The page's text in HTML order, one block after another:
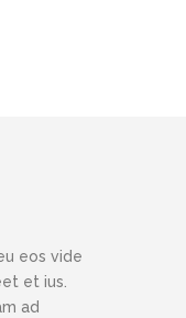
eos vide
et ius.
ad